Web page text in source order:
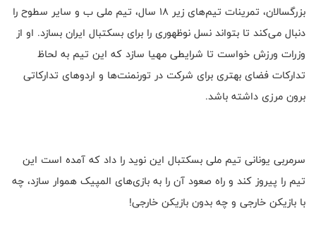
بزرگسالان، تمرینات تیم‌های زیر 18 سال، تیم ملی ب و سایر سطوح را
دنبال می‌کند تا بتواند نسل نوظهوری را برای بسکتبال ایران بسازد. او از
وزرات ورزش خواست تا شرایطی مهیا سازد که این تیم به لحاظ
تدارکات فضای بهتری برای شرکت در تورنمنت‌ها و اردوهای تدارکاتی
برون مرزی داشته باشد.
سرمربی یونانی تیم ملی بسکتبال این نوید را داد که آمده است این
تیم را پیروز کند و راه صعود آن را به بازی‌های المپیک هموار سازد، چه
با بازیکن خارجی و چه بدون بازیکن خارجی!